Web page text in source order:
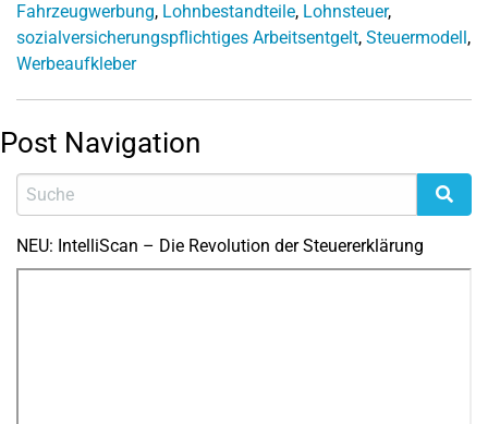
Fahrzeugwerbung, Lohnbestandteile, Lohnsteuer,
sozialversicherungspflichtiges Arbeitsentgelt, Steuermodell,
Werbeaufkleber
Post Navigation
NEU: IntelliScan – Die Revolution der Steuererklärung